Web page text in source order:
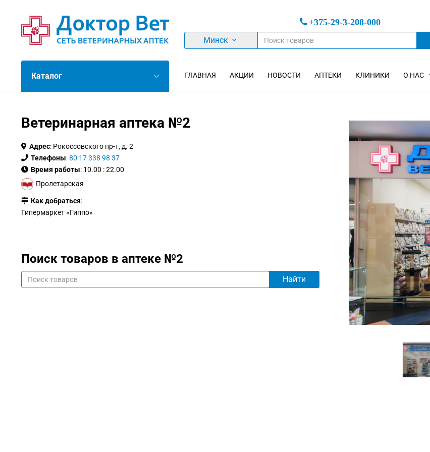
+375-29-3-208-000
Минск
Каталог ГЛАВНАЯ АКЦИИ НОВОСТИ АПТЕКИ КЛИНИКИ О НАС
Ветеринарная аптека №2
Адрес: Рокоссовского пр-т, д. 2
Телефоны:80 17 338 98 37
Время работы: 10.00 : 22.00
Пролетарская
Как добраться:
Гипермаркет «Гиппо»
Поиск товаров в аптеке №2
Найти